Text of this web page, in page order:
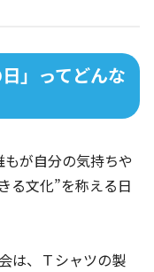
」ってどんな
もが自分の気持ちや
る文化”を称える日
は、Ｔシャツの製